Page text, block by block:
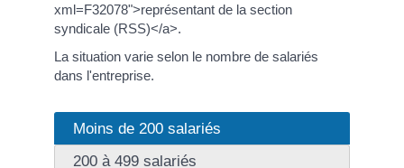
xml=F32078">représentant de la section
syndicale (RSS)</a>.
La situation varie selon le nombre de salariés
dans l'entreprise.
Moins de 200 salariés
200 à 499 salariés